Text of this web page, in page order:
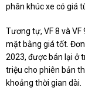
phân khúc xe có giá
Tương tự, VF 8 và
mặt bằng giá tốt. Đơn
2023, được bán lại ở
triệu cho phiên bản
khoảng thời gian dài